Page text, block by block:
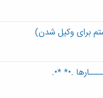
برای وکیل شدن)
.•* *•.